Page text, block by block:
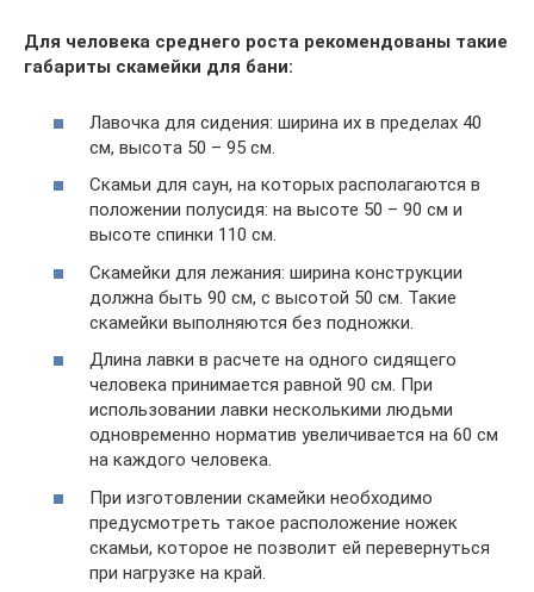
Для человека среднего роста рекомендованы такие
габариты скамейки для бани:
Лавочка для сидения: ширина их в пределах 40
см, высота 50 – 95 см.
Скамьи для саун, на которых располагаются в
положении полусидя: на высоте 50 – 90 см и
высоте спинки 110 см.
Скамейки для лежания: ширина конструкции
должна быть 90 см, с высотой 50 см. Такие
скамейки выполняются без подножки.
Длина лавки в расчете на одного сидящего
человека принимается равной 90 см. При
использовании лавки несколькими людьми
одновременно норматив увеличивается на 60 см
на каждого человека.
При изготовлении скамейки необходимо
предусмотреть такое расположение ножек
скамьи, которое не позволит ей перевернуться
при нагрузке на край.